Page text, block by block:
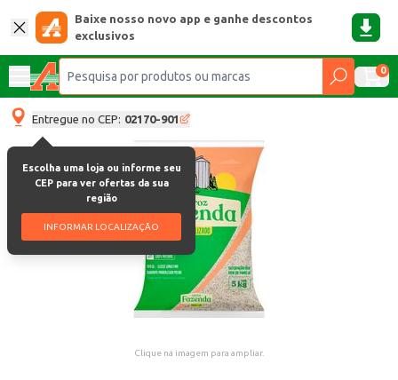
Baixe nosso novo app e ganhe descontos
exclusivos
0
Entregue no CEP: 02170-901
Escolha uma loja ou informe seu
CEP para ver ofertas da sua
região
INFORMAR LOCALIZAÇÃO
Clique na imagem para ampliar.